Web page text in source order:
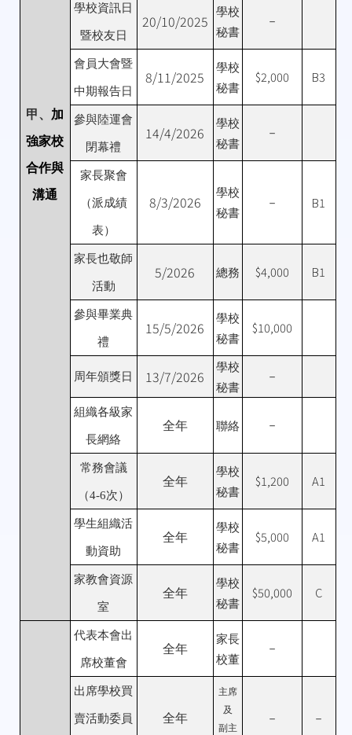
甲、 加
強家校
合作與
溝通
學校資訊日
暨校友日
20/10/2025
學校
秘書
－
會員大會暨
中期報告日
8/11/2025
學校
秘書
$2,000 B3
參與陸運會
閉幕禮
14/4/2026
學校
秘書
－
家長聚會
（派成績
表）
8/3/2026
學校
秘書
－ B1
家長也敬師
活動
5/2026 總務 $4,000 B1
參與畢業典
禮
15/5/2026
學校
秘書
$10,000
周年頒獎日 13/7/2026
學校
秘書
－
組織各級家
長網絡
全年 聯絡 －
常務會議
（4-6次）
全年
學校
秘書
$1,200 A1
學生組織活
動資助
全年
學校
秘書
$5,000 A1
家教會資源
室
全年
學校
秘書
$50,000 C
代表本會出
席校董會
全年
家長
校董
－
出席學校買
賣活動委員 全年
主席
及
副主
－ －